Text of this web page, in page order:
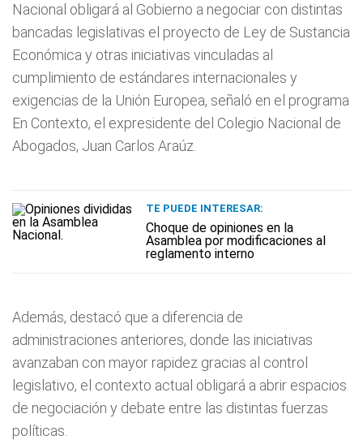
Nacional obligará al Gobierno a negociar con distintas
bancadas legislativas el proyecto de Ley de Sustancia
Económica y otras iniciativas vinculadas al
cumplimiento de estándares internacionales y
exigencias de la Unión Europea, señaló en el programa
En Contexto, el expresidente del Colegio Nacional de
Abogados, Juan Carlos Araúz.
TE PUEDE INTERESAR:
Choque de opiniones en la
Asamblea por modificaciones al
reglamento interno
Además, destacó que a diferencia de
administraciones anteriores, donde las iniciativas
avanzaban con mayor rapidez gracias al control
legislativo, el contexto actual obligará a abrir espacios
de negociación y debate entre las distintas fuerzas
políticas.